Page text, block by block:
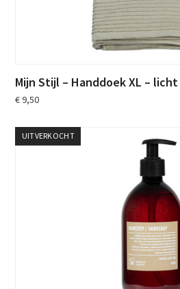
Mijn Stijl – Handdoek XL –
€9,50
UITVERKOCHT